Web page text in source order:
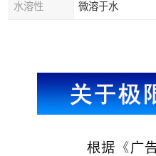
水溶性 微溶于水